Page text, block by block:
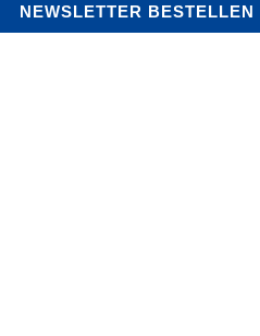
NEWSLETTER BESTELLEN